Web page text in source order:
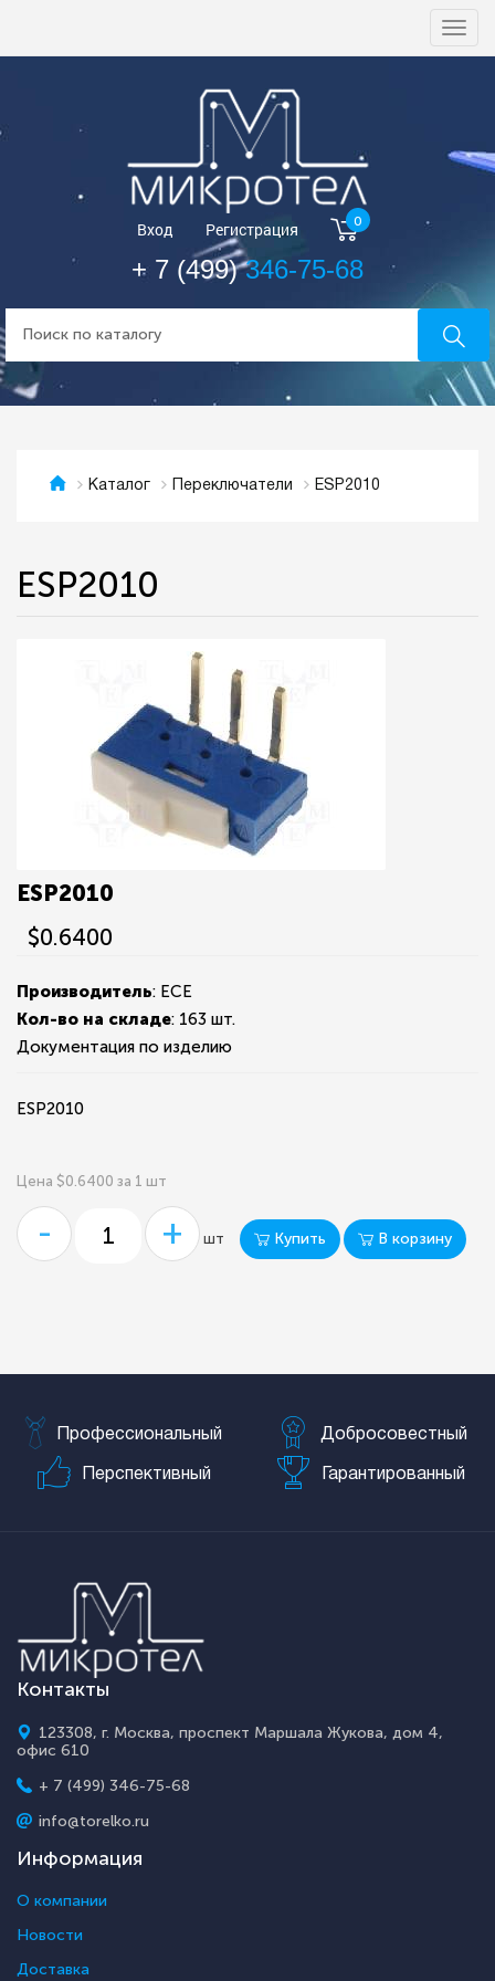
Вход Регистрация 0
+ 7 (499)346-75-68
Каталог Переключатели ESP2010
ESP2010
ESP2010
$0.6400
Производитель: ECE
Кол-во на складе: 163 шт.
Документация по изделию
ESP2010
Цена $0.6400 за 1 шт
- + шт Купить В корзину
Профессиональный Добросовестный
Перспективный Гарантированный
Контакты
123308, г. Москва, проспект Маршала Жукова, дом 4,
офис 610
+ 7 (499) 346-75-68
info@torelko.ru
Информация
О компании
Новости
Доставка